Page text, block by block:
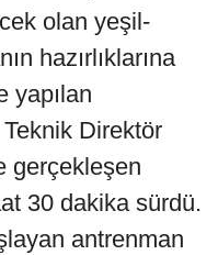
olan yeşil-
hazırlıklarına
yapılan
Direktör
gerçekleşen
30 dakika sürdü.
antrenman